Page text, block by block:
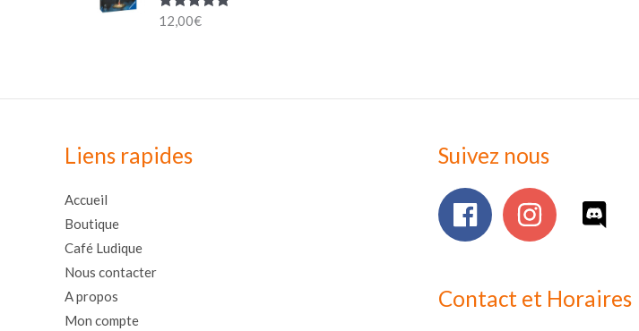
Note5.00
12,00€
Liens rapides
Accueil
Boutique
Café Ludique
Nous contacter
A propos
Mon compte
Suivez nous
Contact et Horaires